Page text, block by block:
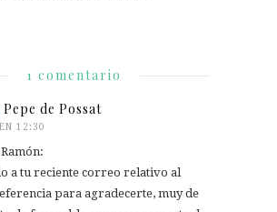
1 comentario
Pepe de Possat
12:30
a tu reciente correo relativo al
para agradecerte, muy de